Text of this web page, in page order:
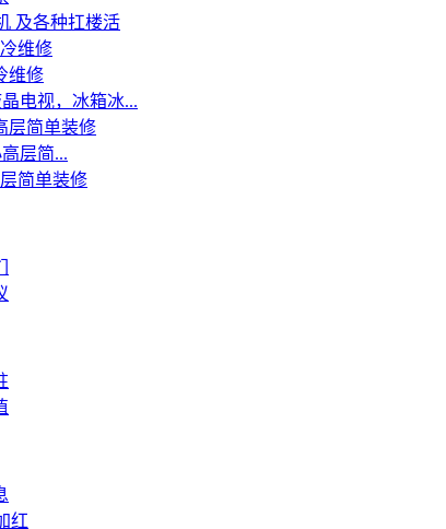
及各种扛楼活
维修
电视，冰箱冰...
层简...
简单装修
红